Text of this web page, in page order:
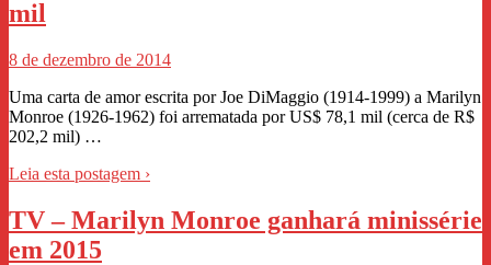
mil
8 de dezembro de 2014
Uma carta de amor escrita por Joe DiMaggio (1914-1999) a Marilyn
Monroe (1926-1962) foi arrematada por US$ 78,1 mil (cerca de R$
202,2 mil) …
Leia esta postagem ›
TV – Marilyn Monroe ganhará minissérie
em 2015